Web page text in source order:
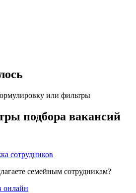
или фильтры
подбора вакансий
сотрудников
семейным сотрудникам?
онлайн